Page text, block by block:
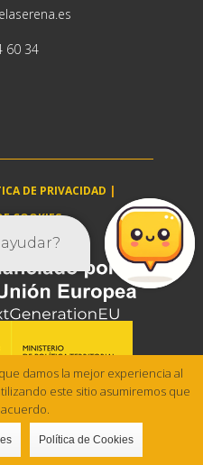
60 34
DE PRIVACIDAD |
COOKIES
damos la mejor experiencia al
este sitio asumiremos que
Política de Cookies